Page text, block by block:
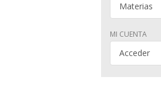
Materias
MI CUENTA
Acceder